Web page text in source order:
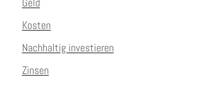
Kosten
Nachhaltig investieren
Zinsen